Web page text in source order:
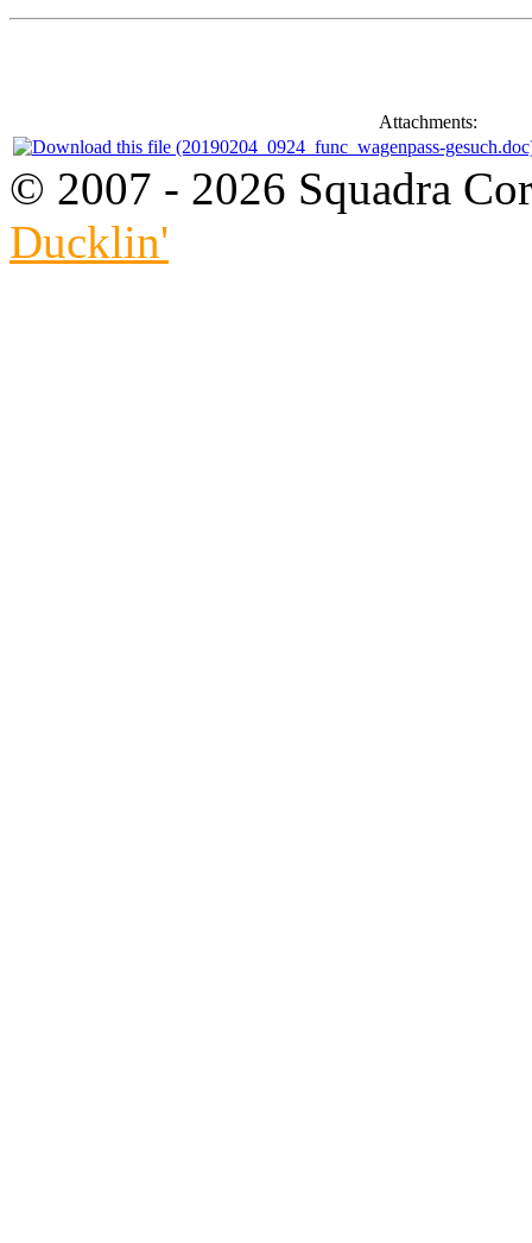
Attachments:
© 2007 - 2026 Squadra
Ducklin'